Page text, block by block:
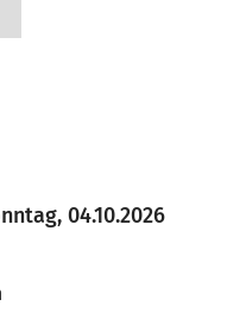
04.10.2026